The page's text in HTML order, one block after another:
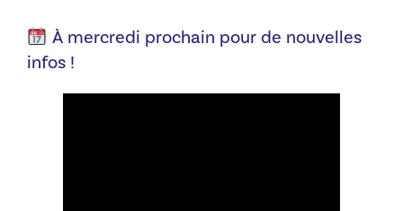
À mercredi prochain pour de nouvelles
infos !